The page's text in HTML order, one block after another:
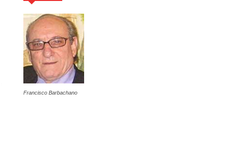
Francisco Barbachano